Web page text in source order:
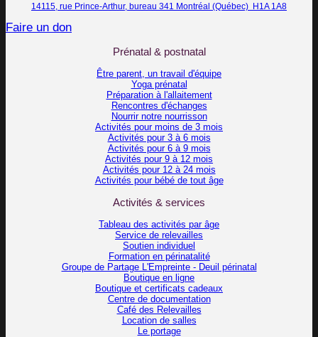
14115, rue Prince-Arthur, bureau 341 Montréal (Québec) H1A 1A8
Faire un don
Prénatal & postnatal
Être parent, un travail d'équipe
Yoga prénatal
Préparation à l'allaitement
Rencontres d'échanges
Nourrir notre nourrisson
Activités pour moins de 3 mois
Activités pour 3 à 6 mois
Activités pour 6 à 9 mois
Activités pour 9 à 12 mois
Activités pour 12 à 24 mois
Activités pour bébé de tout âge
Activités & services
Tableau des activités par âge
Service de relevailles
Soutien individuel
Formation en périnatalité
Groupe de Partage L'Empreinte - Deuil périnatal
Boutique en ligne
Boutique et certificats cadeaux
Centre de documentation
Café des Relevailles
Location de salles
Le portage